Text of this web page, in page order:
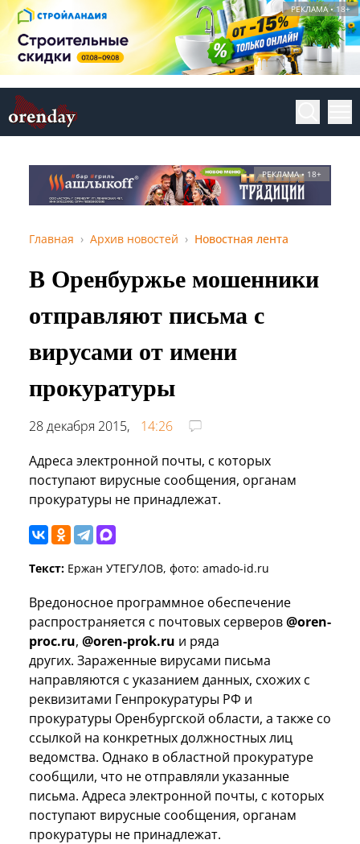
РЕКЛАМА • 18+
РЕКЛАМА • 18+
Главная Архив новостей Новостная лента
В Оренбуржье мошенники
отправляют письма с
вирусами от имени
прокуратуры
28 декабря 2015,
14:26
Адреса электронной почты, с которых
поступают вирусные сообщения, органам
прокуратуры не принадлежат.
Текст: Ержан УТЕГУЛОВ, фото: amado-id.ru
Вредоносное программное обеспечение
распространяется с почтовых серверов@oren-
proc.ru, @oren-prok.ru и ряда
других. Зараженные вирусами письма
направляются с указанием данных, схожих с
реквизитами Генпрокуратуры РФ и
прокуратуры Оренбургской области, а также со
ссылкой на конкретных должностных лиц
ведомства. Однако в областной прокуратуре
сообщили, что не отправляли указанные
письма. Адреса электронной почты, с которых
поступают вирусные сообщения, органам
прокуратуры не принадлежат.